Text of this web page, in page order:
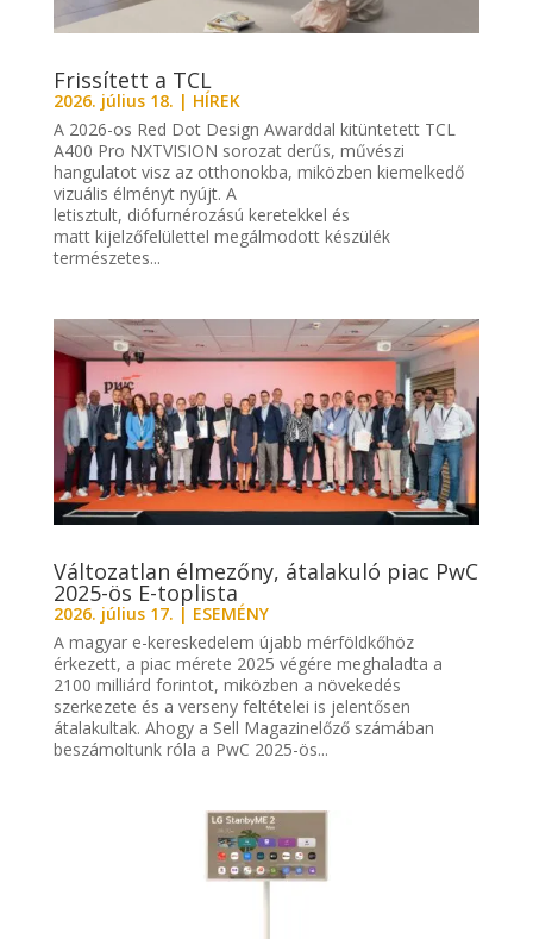
Frissített a TCL
2026. július 18. | HÍREK
A 2026-os Red Dot Design Awarddal kitüntetett TCL
A400 Pro NXTVISION sorozat derűs, művészi
hangulatot visz az otthonokba, miközben kiemelkedő
vizuális élményt nyújt. A
letisztult, diófurnérozású keretekkel és
matt kijelzőfelülettel megálmodott készülék
természetes...
Változatlan élmezőny, átalakuló piac PwC
2025-ös E-toplista
2026. július 17. | ESEMÉNY
A magyar e-kereskedelem újabb mérföldkőhöz
érkezett, a piac mérete 2025 végére meghaladta a
2100 milliárd forintot, miközben a növekedés
szerkezete és a verseny feltételei is jelentősen
átalakultak. Ahogy a Sell Magazinelőző számában
beszámoltunk róla a PwC 2025-ös...